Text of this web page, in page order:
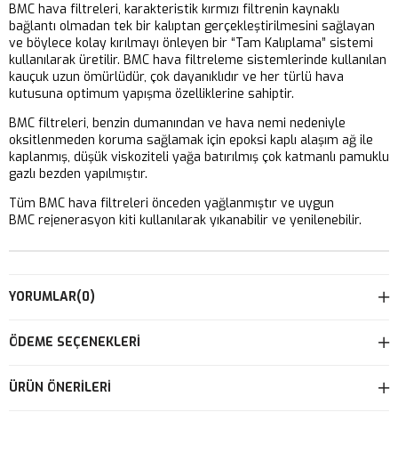
BMC hava filtreleri, karakteristik kırmızı filtrenin kaynaklı
bağlantı olmadan tek bir kalıptan gerçekleştirilmesini sağlayan
ve böylece kolay kırılmayı önleyen bir “Tam Kalıplama” sistemi
kullanılarak üretilir. BMC hava filtreleme sistemlerinde kullanılan
kauçuk uzun ömürlüdür, çok dayanıklıdır ve her türlü hava
kutusuna optimum yapışma özelliklerine sahiptir.
BMC filtreleri, benzin dumanından ve hava nemi nedeniyle
oksitlenmeden koruma sağlamak için epoksi kaplı alaşım ağ ile
kaplanmış, düşük viskoziteli yağa batırılmış çok katmanlı pamuklu
gazlı bezden yapılmıştır.
Tüm BMC hava filtreleri önceden yağlanmıştır ve uygun
BMC rejenerasyon kiti kullanılarak yıkanabilir ve yenilenebilir.
YORUMLAR(0)
ÖDEME SEÇENEKLERI
ÜRÜN ÖNERILERI